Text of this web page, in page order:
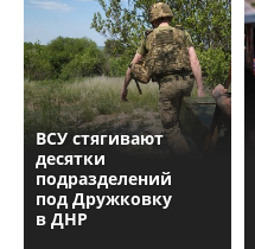
ВСУ стягивают
десятки
подразделений
под Дружковку
в ДНР